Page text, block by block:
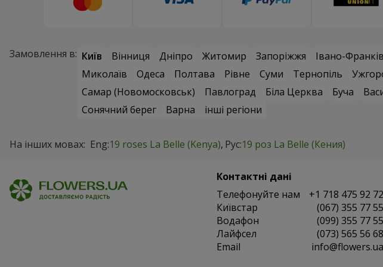
Замовлення в: Київ Вінниця Дніпро Житомир Запоріжжя Івано-
Миколаїв
Одеса Полтава Рівне Суми Тернопіль
Самар (Новомосковськ)
Павлоград Біла Церква Буча
Сонячний берег
Варна інші регіони
На інших мовах: Eng:19 roses La Belle (Kenya) Рус:19 роз La Belle (Кения)
Контактні дані
Телефонуйте нам
+1 718 475 92 72
Київстар
(067) 355 77 55
Водафон
(099) 355 77 55
Лайфсел
(073) 565 56 68
Email
info@flowers.ua